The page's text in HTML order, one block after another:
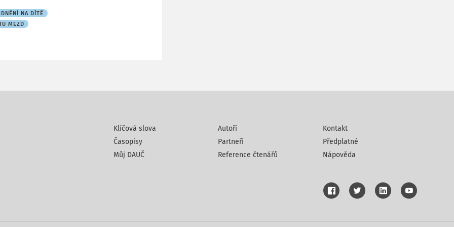
NA DÍTĚ
MEZD
Klíčová slova
Časopisy
Můj DAUČ
Autoři
Partneři
Reference čtenářů
Kontakt
Předplatné
Nápověda